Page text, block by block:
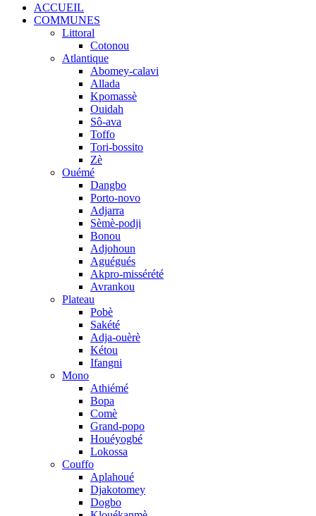
ACCUEIL
COMMUNES
Littoral
Cotonou
Atlantique
Abomey-calavi
Allada
Kpomassè
Ouidah
Sô-ava
Toffo
Tori-bossito
Zè
Ouémé
Dangbo
Porto-novo
Adjarra
Sèmè-podji
Bonou
Adjohoun
Aguégués
Akpro-missérété
Avrankou
Plateau
Pobè
Sakété
Adja-ouèrè
Kétou
Ifangni
Mono
Athiémé
Bopa
Comè
Grand-popo
Houéyogbé
Lokossa
Couffo
Aplahoué
Djakotomey
Dogbo